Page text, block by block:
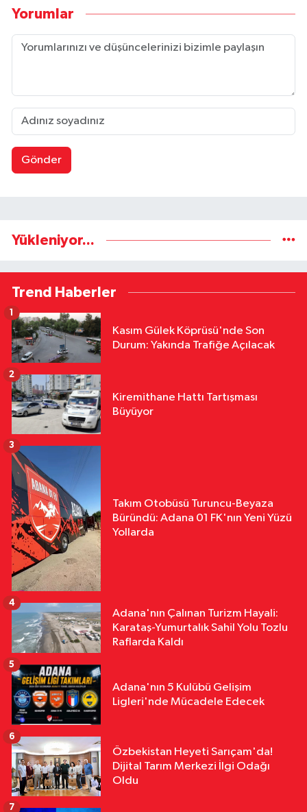
Yorumlar
Gönder
Yükleniyor...
Trend Haberler
Kasım Gülek Köprüsü'nde Son
Durum: Yakında Trafiğe Açılacak
1
Kiremithane Hattı Tartışması
Büyüyor
2
Takım Otobüsü Turuncu-Beyaza
Büründü: Adana 01 FK'nın Yeni Yüzü
Yollarda
3
Adana'nın Çalınan Turizm Hayali:
Karataş-Yumurtalık Sahil Yolu Tozlu
Raflarda Kaldı
4
Adana'nın 5 Kulübü Gelişim
Ligleri'nde Mücadele Edecek
5
Özbekistan Heyeti Sarıçam'da!
Dijital Tarım Merkezi İlgi Odağı
Oldu
6
7